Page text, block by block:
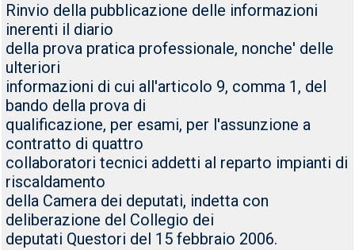
Rinvio della pubblicazione delle informazioni
inerenti il diario
della prova pratica professionale, nonche' delle
ulteriori
informazioni di cui all'articolo 9, comma 1, del
bando della prova di
qualificazione, per esami, per l'assunzione a
contratto di quattro
collaboratori tecnici addetti al reparto impianti di
riscaldamento
della Camera dei deputati, indetta con
deliberazione del Collegio dei
deputati Questori del 15 febbraio 2006.